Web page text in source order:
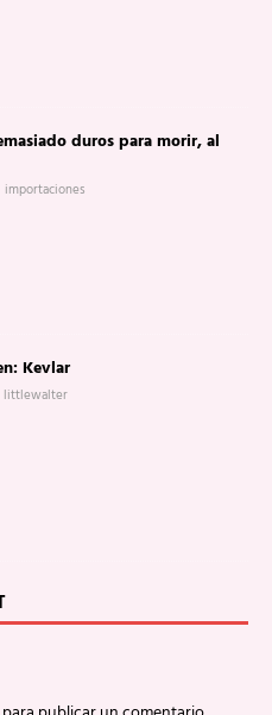
duros para morir, al
importaciones
Kevlar
littlewalter